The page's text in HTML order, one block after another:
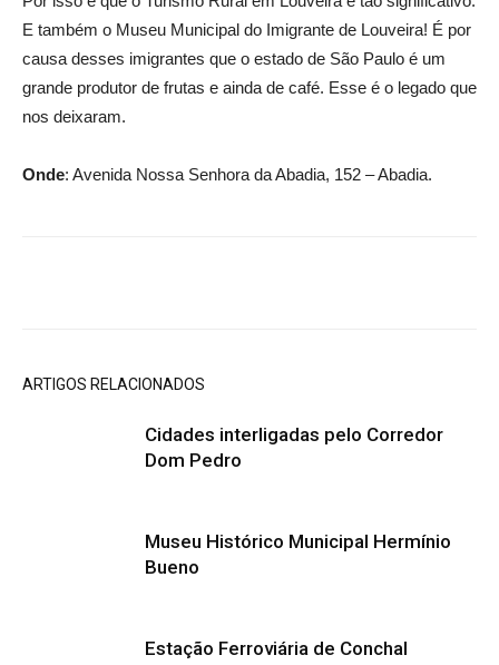
E também o Museu Municipal do Imigrante de Louveira! É por
causa desses imigrantes que o estado de São Paulo é um
grande produtor de frutas e ainda de café. Esse é o legado que
nos deixaram.
Onde: Avenida Nossa Senhora da Abadia, 152 – Abadia.
ARTIGOS RELACIONADOS
Cidades interligadas pelo Corredor
Dom Pedro
Museu Histórico Municipal Hermínio
Bueno
Estação Ferroviária de Conchal